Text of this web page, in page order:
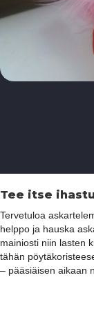
Tee itse
Tervetuloa
helppo ja hauska
mainiosti niin lasten
tähän
– pääsiäisen aikaan